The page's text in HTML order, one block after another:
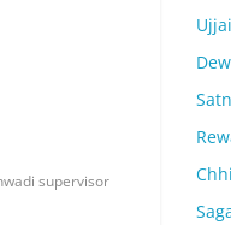
supervisor